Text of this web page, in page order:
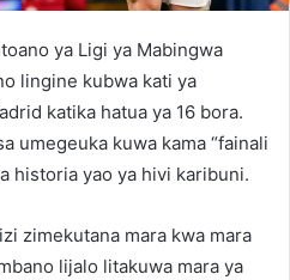
ya Ligi ya Mabingwa
lingine kubwa kati ya
katika hatua ya 16 bora.
umegeuka kuwa kama “fainali
historia yao ya hivi karibuni.
zimekutana mara kwa mara
lijalo litakuwa mara ya